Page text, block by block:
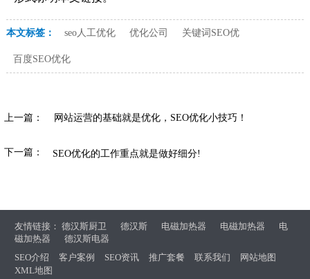
本文标签： seo人工优化 优化公司 关键词SEO优
百度SEO优化
上一篇： 网站运营的基础就是优化，SEO优化小技巧！
下一篇： SEO优化的工作重点就是做好细分!
友情链接：德汉斯厨卫 德汉斯 电磁加热器 电磁加热器
电
磁加热器
德汉斯电器
SEO介绍
客户案例 SEO资讯 推广套餐 联系我们
网站地图
XML地图